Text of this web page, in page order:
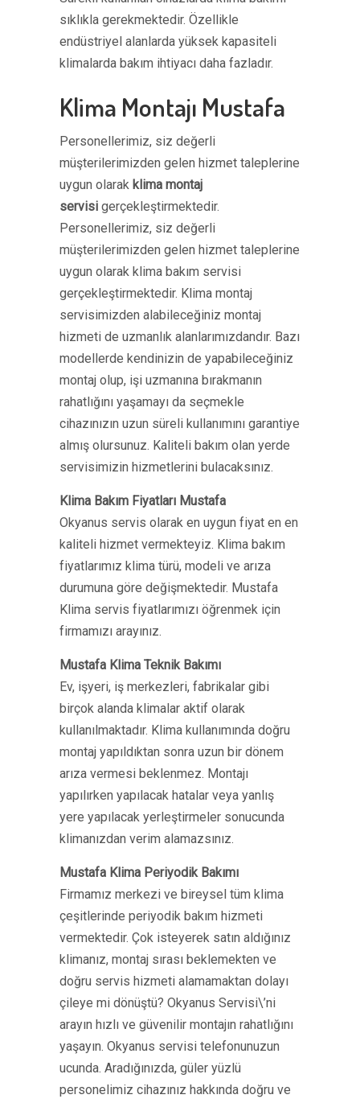
sıklıkla gerekmektedir. Özellikle
endüstriyel alanlarda yüksek kapasiteli
klimalarda bakım ihtiyacı daha fazladır.
Klima Montajı Mustafa
Personellerimiz, siz değerli
müşterilerimizden gelen hizmet taleplerine
uygun olarak klima montaj
servisi gerçekleştirmektedir.
Personellerimiz, siz değerli
müşterilerimizden gelen hizmet taleplerine
uygun olarak klima bakım servisi
gerçekleştirmektedir. Klima montaj
servisimizden alabileceğiniz montaj
hizmeti de uzmanlık alanlarımızdandır. Bazı
modellerde kendinizin de yapabileceğiniz
montaj olup, işi uzmanına bırakmanın
rahatlığını yaşamayı da seçmekle
cihazınızın uzun süreli kullanımını garantiye
almış olursunuz. Kaliteli bakım olan yerde
servisimizin hizmetlerini bulacaksınız.
Klima Bakım Fiyatları Mustafa
Okyanus servis olarak en uygun fiyat en en
kaliteli hizmet vermekteyiz. Klima bakım
fiyatlarımız klima türü, modeli ve arıza
durumuna göre değişmektedir. Mustafa
Klima servis fiyatlarımızı öğrenmek için
firmamızı arayınız.
Mustafa Klima Teknik Bakımı
Ev, işyeri, iş merkezleri, fabrikalar gibi
birçok alanda klimalar aktif olarak
kullanılmaktadır. Klima kullanımında doğru
montaj yapıldıktan sonra uzun bir dönem
arıza vermesi beklenmez. Montajı
yapılırken yapılacak hatalar veya yanlış
yere yapılacak yerleştirmeler sonucunda
klimanızdan verim alamazsınız.
Mustafa Klima Periyodik Bakımı
Firmamız merkezi ve bireysel tüm klima
çeşitlerinde periyodik bakım hizmeti
vermektedir. Çok isteyerek satın aldığınız
klimanız, montaj sırası beklemekten ve
doğru servis hizmeti alamamaktan dolayı
çileye mi dönüştü? Okyanus Servisi\’ni
arayın hızlı ve güvenilir montajın rahatlığını
yaşayın. Okyanus servisi telefonunuzun
ucunda. Aradığınızda, güler yüzlü
personelimiz cihazınız hakkında doğru ve